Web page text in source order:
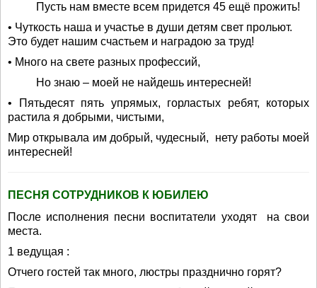
Пусть нам вместе всем придется 45 ещё прожить!
• Чуткость наша и участье в души детям свет прольют.
Это будет нашим счастьем и наградою за труд!
• Много на свете разных профессий,
Но знаю – моей не найдешь интересней!
• Пятьдесят пять упрямых, горластых ребят, которых
растила я добрыми, чистыми,
Мир открывала им добрый, чудесный, нету работы моей
интересней!
ПЕСНЯ СОТРУДНИКОВ К ЮБИЛЕЮ
После исполнения песни воспитатели уходят на свои
места.
1 ведущая :
Отчего гостей так много, люстры празднично горят?